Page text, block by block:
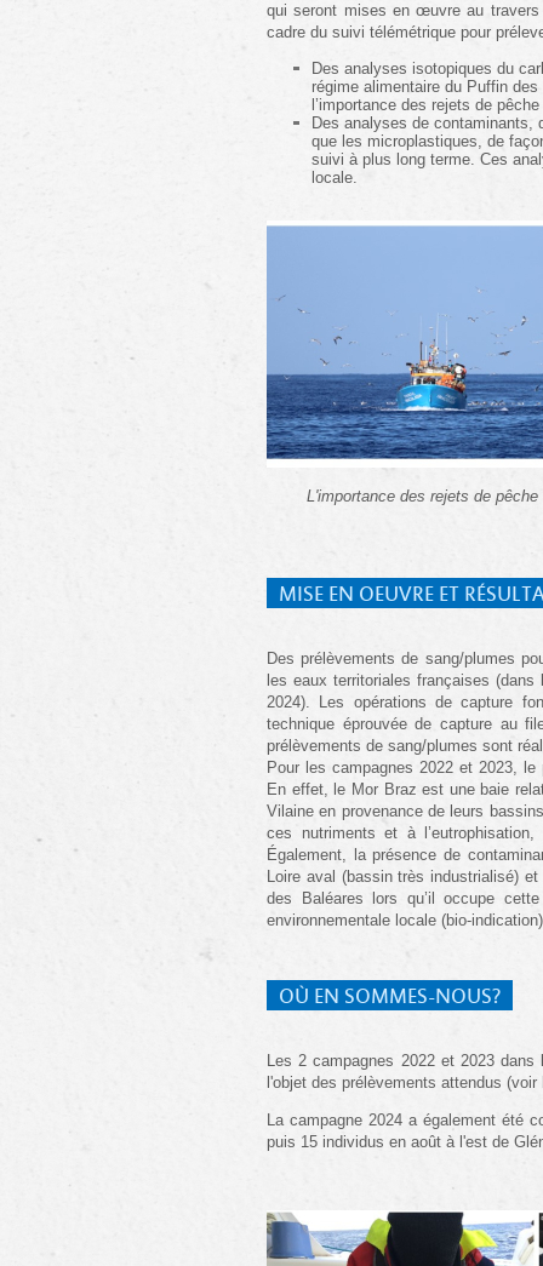
qui seront mises en œuvre au
cadre du suivi télémétrique pour
Des analyses isotopiques du
régime alimentaire du Puffin
l’importance des rejets de
Des analyses de contaminants,
que les microplastiques, de
suivi à plus long terme. Ces
locale.
L'importance des rejets de
MISE EN OEUVRE ET
Des prélèvements de sang/plumes
les eaux territoriales françaises
2024). Les opérations de capture
technique éprouvée de capture au
prélèvements de sang/plumes sont
Pour les campagnes 2022 et 2023,
En effet, le Mor Braz est une baie
Vilaine en provenance de leurs
ces nutriments et à
Également, la présence de
Loire aval (bassin très industrialisé)
des Baléares lors qu’il occupe
environnementale locale (bio-
OÙ EN SOMMES-NOUS?
Les 2 campagnes 2022 et 2023
l'objet des prélèvements attendus
La campagne 2024 a également été
puis 15 individus en août à l'est de